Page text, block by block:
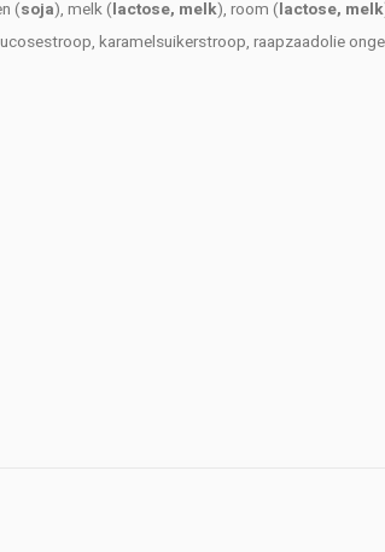
(soja), melk (lactose, melk), room (lactose, melk
karamelsuikerstroop, raapzaadolie